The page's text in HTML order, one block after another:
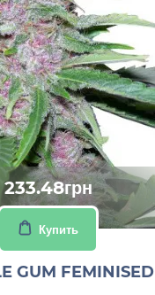
233.48грн
Купить
GUM FEMINISED